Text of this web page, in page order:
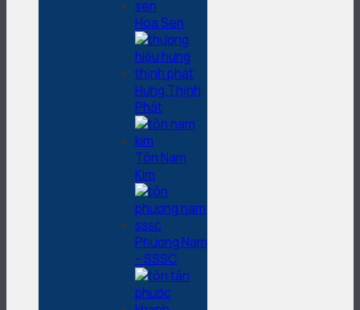
Hoa Sen
Hưng Thịnh
Phát
Tôn Nam
Kim
Phương Nam
– SSSC